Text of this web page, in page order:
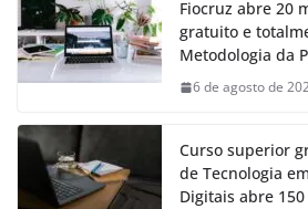
Fiocruz abre 20
gratuito e
Metodologia da
6 de agosto de
Curso superior
de Tecnologia
Digitais abre 150